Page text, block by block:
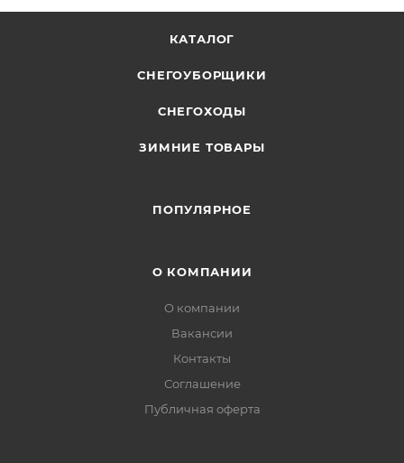
КАТАЛОГ
СНЕГОУБОРЩИКИ
СНЕГОХОДЫ
ЗИМНИЕ ТОВАРЫ
ПОПУЛЯРНОЕ
О КОМПАНИИ
О компании
Вакансии
Контакты
Соглашение
Публичная оферта